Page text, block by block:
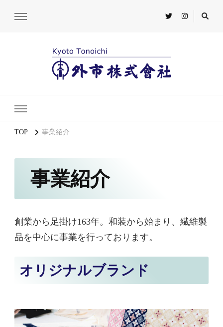
TOP 事業紹介
事業紹介
創業から足掛け163年。和装から始まり、繊維製
品を中心に事業を行っております。
オリジナルブランド